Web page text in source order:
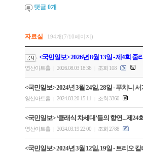
댓글 0개
자료실 194개(7/10페이지)
<국민일보> 2026년 8월 13일 - 제4회
영산아트홀 2026.08.03 18:36 조회 108
<국민일보> 2024년 3월 24일, 28일 - 푸치니
영산아트홀 2024.03.20 15:11 조회 3360
<국민일보> ‘클래식 차세대’들의 향연... 제
영산아트홀 2024.03.19 22:00 조회 2788
<국민일보> 2024년 3월 12일, 19일 - 트리오